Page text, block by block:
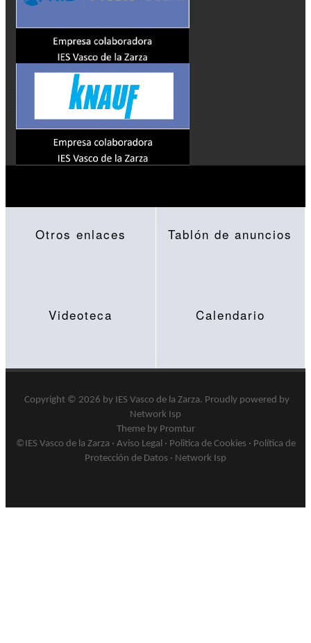
Otros enlaces Tablón de anuncios
Videoteca Calendario
Copyright © 2026 by IES Vasco de la Zarza. Proudly powered by
Network Isp
Theme by Promtur
©IES Vasco de la Zarza · Aviso Legal · Politica de Cookies · Política de
Protección de Datos · Network Isp